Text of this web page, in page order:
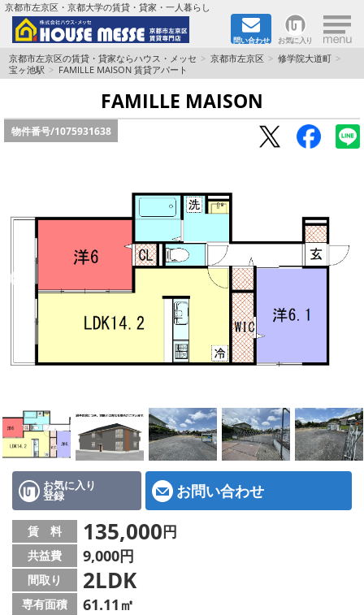
京都市左京区・京都大学の賃貸・貸家・一人暮らし
問い合わせ お気に入り ×
TOPページ
地域から検索
書類DL & 入居者さまへ
家族で住むならマンション？賃家？
一人暮らしの物件特集
ペット相談OKの賃貸！
特選物件
ハウスメーカー施工特集！
路線·駅から探す
IT重説について
スタッフ紹介
賃貸管理の北白川店
店舗情報·アクセス
京都市左京区の賃貸・貸家ならハウス・メッセ 京都市左京区
修学院大道町
宝ヶ池駅
FAMILLE MAISON 賃貸アパート
FAMILLE MAISON
物件番号/1075931638
お気に入り
登録 お問い合わせ
賃 料 135,000円
共益費 9,000円
間取り 2LDK
専有面積 61.11㎡